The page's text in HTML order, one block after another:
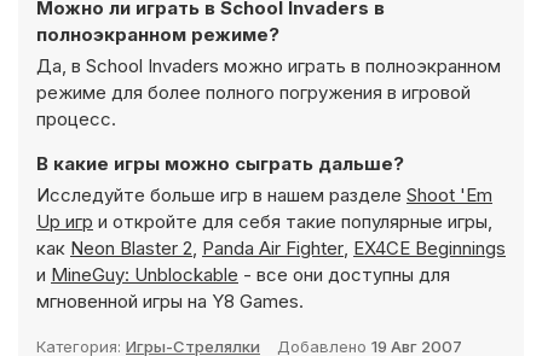
Можно ли играть в School Invaders в
полноэкранном режиме?
Да, в School Invaders можно играть в полноэкранном
режиме для более полного погружения в игровой
процесс.
В какие игры можно сыграть дальше?
Исследуйте больше игр в нашем разделе Shoot 'Em
Up игр и откройте для себя такие популярные игры,
как Neon Blaster 2, Panda Air Fighter, EX4CE Beginnings
и MineGuy: Unblockable - все они доступны для
мгновенной игры на Y8 Games.
Категория: Игры-Стрелялки Добавлено 19 Авг 2007